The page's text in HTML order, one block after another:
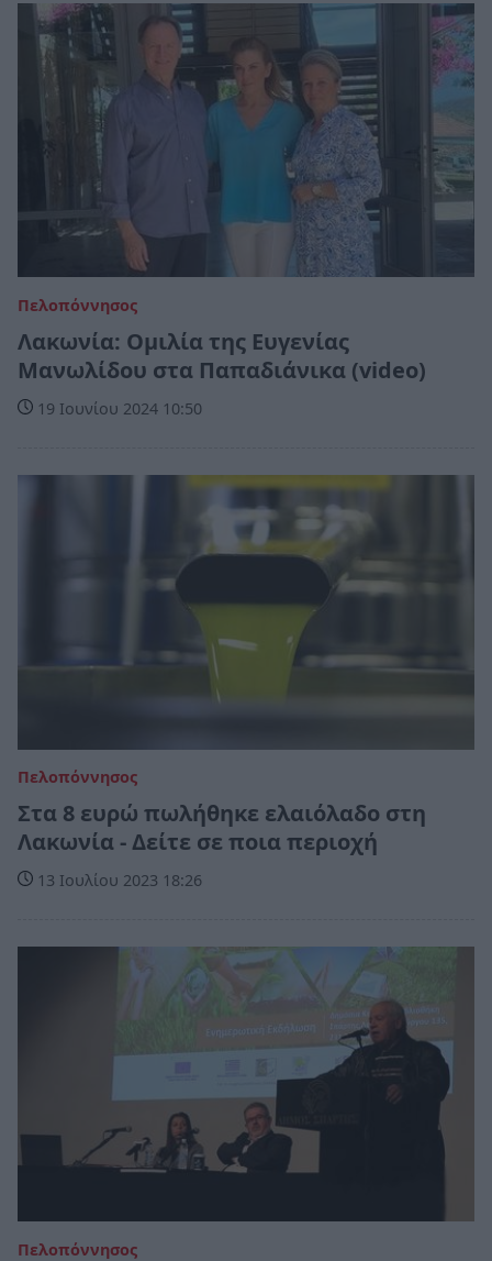
Πελοπόννησος
Λακωνία: Ομιλία της Ευγενίας
Μανωλίδου στα Παπαδιάνικα (video)
19 Ιουνίου 2024 10:50
Πελοπόννησος
Στα 8 ευρώ πωλήθηκε ελαιόλαδο στη
Λακωνία - Δείτε σε ποια περιοχή
13 Ιουλίου 2023 18:26
Πελοπόννησος